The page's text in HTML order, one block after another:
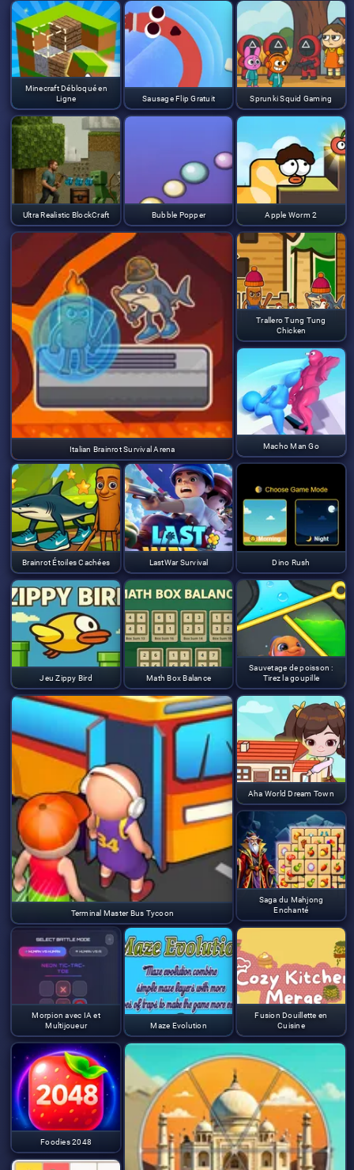
Minecraft Débloqué en
Ligne
Sausage Flip Gratuit Sprunki Squid Gaming
Ultra Realistic BlockCraft Bubble Popper Apple Worm 2
Italian Brainrot Survival Arena
Trallero Tung Tung
Chicken
Macho Man Go
Brainrot Étoiles Cachées LastWar Survival Dino Rush
Jeu Zippy Bird Math Box Balance
Terminal Master Bus Tycoon
Sauvetage de poisson :
Tirez la goupille
Aha World Dream Town
Saga du Mahjong
Enchanté
Morpion avec IA et
Multijoueur
Maze Evolution
Fusion Douillette en
Cuisine
Foodies 2048